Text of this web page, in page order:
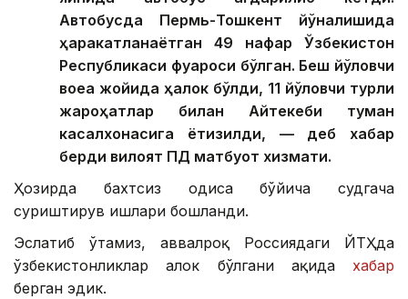
Автобусда Пермь-Тошкент йўналишида
ҳаракатланаётган 49 нафар Ўзбекистон
Республикаси фуқароси бўлган. Беш йўловчи
воқеа жойида ҳалок бўлди, 11 йўловчи турли
жароҳатлар билан Айтекеби туман
касалхонасига ётқизилди, — деб хабар
берди вилоят ПД матбуот хизмати.
Ҳозирда бахтсиз ҳодиса бўйича судгача
суриштирув ишлари бошланди.
Эслатиб ўтамиз, аввалроқ Россиядаги ЙТҲда
ўзбекистонликлар ҳалок бўлгани ҳақидахабар
берган эдик.